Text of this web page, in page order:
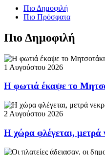
Πιο Δημοφιλή
Πιο Πρόσφατα
Πιο Δημοφιλή
1 Αυγούστου 2026
Η φωτιά έκαψε το
2 Αυγούστου 2026
Η χώρα φλέγεται, μετρά